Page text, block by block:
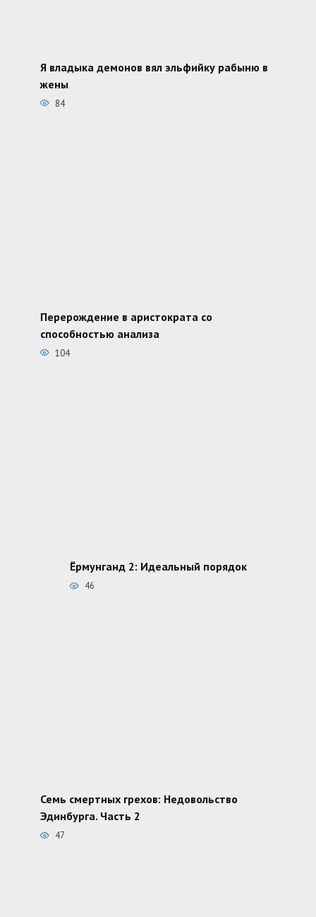
Я владыка демонов вял эльфийку рабыню в
жены
84
Перерождение в аристократа со
способностью анализа
104
Ёрмунганд 2: Идеальный порядок
46
Семь смертных грехов: Недовольство
Эдинбурга. Часть 2
47